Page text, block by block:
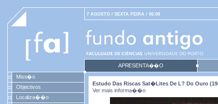
7 AGOSTO / SEXTA FEIRA / 06:08
APRESENTA��O
Miss�o
Objectivos
Localiza��o
Estudo Das Riscas Sat�lites De L? Do Ouro
Ver mais informa��o